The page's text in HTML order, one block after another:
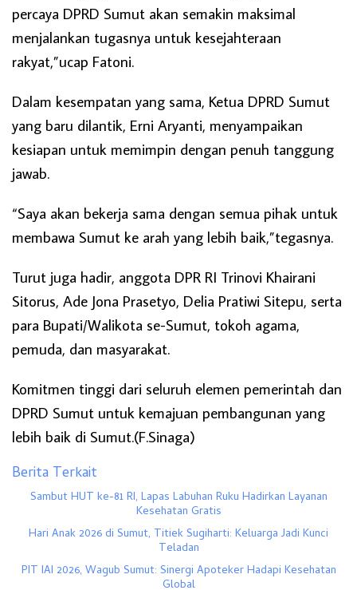
percaya DPRD Sumut akan semakin maksimal
menjalankan tugasnya untuk kesejahteraan
rakyat,”ucap Fatoni.
Dalam kesempatan yang sama, Ketua DPRD Sumut
yang baru dilantik, Erni Aryanti, menyampaikan
kesiapan untuk memimpin dengan penuh tanggung
jawab.
“Saya akan bekerja sama dengan semua pihak untuk
membawa Sumut ke arah yang lebih baik,”tegasnya.
Turut juga hadir, anggota DPR RI Trinovi Khairani
Sitorus, Ade Jona Prasetyo, Delia Pratiwi Sitepu, serta
para Bupati/Walikota se-Sumut, tokoh agama,
pemuda, dan masyarakat.
Komitmen tinggi dari seluruh elemen pemerintah dan
DPRD Sumut untuk kemajuan pembangunan yang
lebih baik di Sumut.(F.Sinaga)
Berita Terkait
Sambut HUT ke-81 RI, Lapas Labuhan Ruku Hadirkan Layanan
Kesehatan Gratis
Hari Anak 2026 di Sumut, Titiek Sugiharti: Keluarga Jadi Kunci
Teladan
PIT IAI 2026, Wagub Sumut: Sinergi Apoteker Hadapi Kesehatan
Global